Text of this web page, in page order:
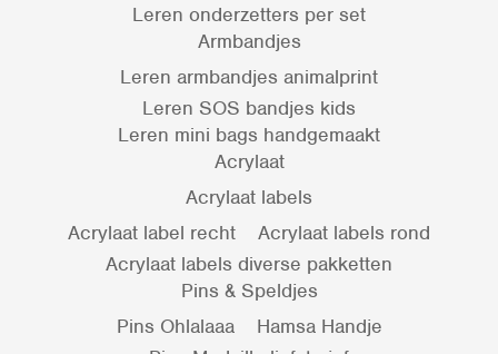
Leren onderzetters per set
Armbandjes
Leren armbandjes animalprint
Leren SOS bandjes kids
Leren mini bags handgemaakt
Acrylaat
Acrylaat labels
Acrylaat label recht
Acrylaat labels rond
Acrylaat labels diverse pakketten
Pins & Speldjes
Pins Ohlalaaa
Hamsa Handje